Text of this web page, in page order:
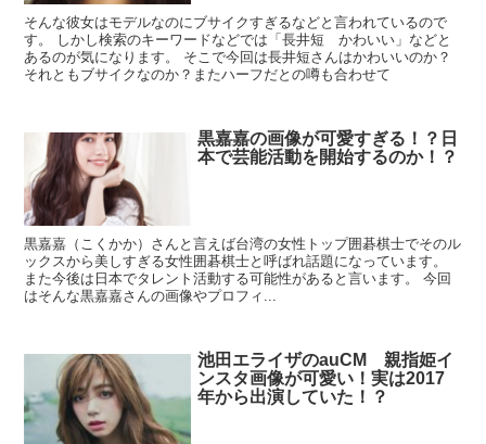
そんな彼女はモデルなのにブサイクすぎるなどと言われているので
す。 しかし検索のキーワードなどでは「長井短 かわいい」などと
あるのが気になります。 そこで今回は長井短さんはかわいいのか？
それともブサイクなのか？またハーフだとの噂も合わせて
黒嘉嘉の画像が可愛すぎる！？日
本で芸能活動を開始するのか！？
黒嘉嘉（こくかか）さんと言えば台湾の女性トップ囲碁棋士でそのル
ックスから美しすぎる女性囲碁棋士と呼ばれ話題になっています。
また今後は日本でタレント活動する可能性があると言います。 今回
はそんな黒嘉嘉さんの画像やプロフィ...
池田エライザのauCM 親指姫イ
ンスタ画像が可愛い！実は2017
年から出演していた！？